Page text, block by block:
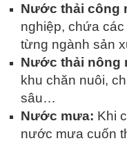
Nước thải công
nghiệp, chứa
từng ngành sản
Nước thải nông
khu chăn nuôi,
sâu…
Nước mưa: Khi
nước mưa cuốn